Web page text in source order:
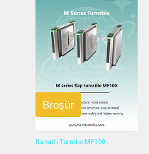
Kanatlı Turnike MF100
Broşür